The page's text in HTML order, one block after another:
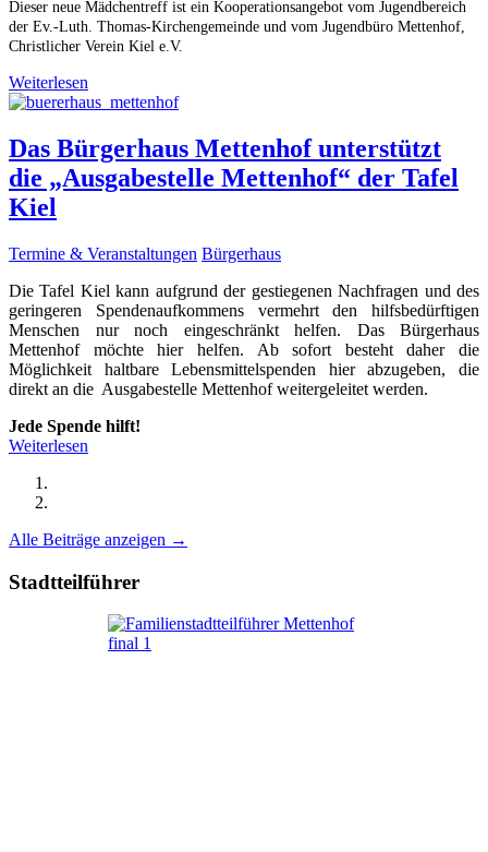
Dieser neue Mädchentreff ist ein Kooperationsangebot vom Jugendbereich
der Ev.-Luth. Thomas-Kirchengemeinde und vom Jugendbüro Mettenhof,
Christlicher Verein Kiel e.V.
Weiterlesen
Das Bürgerhaus Mettenhof unterstützt
die „Ausgabestelle Mettenhof“ der Tafel
Kiel
Termine & Veranstaltungen Bürgerhaus
Die Tafel Kiel kann aufgrund der gestiegenen Nachfragen und des
geringeren Spendenaufkommens vermehrt den hilfsbedürftigen
Menschen nur noch eingeschränkt helfen. Das Bürgerhaus
Mettenhof möchte hier helfen. Ab sofort besteht daher die
Möglichkeit haltbare Lebensmittelspenden hier abzugeben, die
direkt an die Ausgabestelle Mettenhof weitergeleitet werden.
Jede Spende hilft!
Weiterlesen
Alle Beiträge anzeigen →
Stadtteilführer